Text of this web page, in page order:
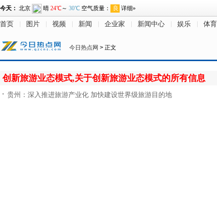
首页 图片 视频 新闻 企业家 新闻中心 娱乐 体育
今日热点网 > 正文
创新旅游业态模式,关于创新旅游业态模式的所有信息
贵州：深入推进旅游产业化 加快建设世界级旅游目的地